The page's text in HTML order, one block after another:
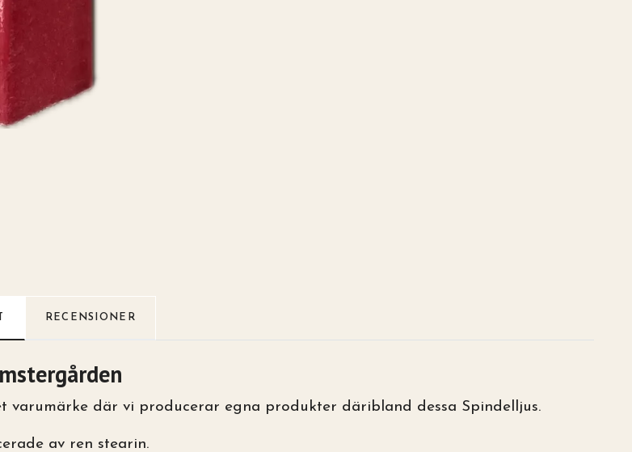
RECENSIONER
varumärke där vi producerar egna produkter däribland dessa Spindelljus.
av ren stearin.